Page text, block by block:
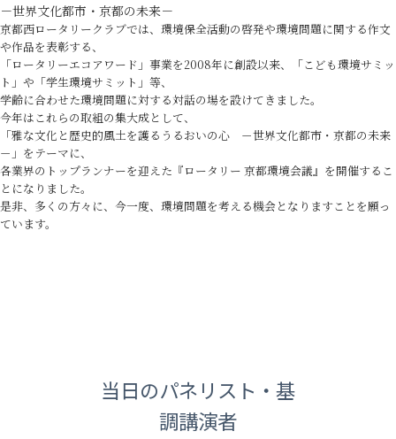
－世界文化都市・京都の未来－
京都西ロータリークラブでは、環境保全活動の啓発や環境問題に関する作文
や作品を表彰する、
「ロータリーエコアワード」事業を2008年に創設以来、「こども環境サミッ
ト」や「学生環境サミット」等、
学齢に合わせた環境問題に対する対話の場を設けてきました。
今年はこれらの取組の集大成として、
「雅な文化と歴史的風土を護るうるおいの心 －世界文化都市・京都の未来
－」をテーマに、
各業界のトップランナーを迎えた『ロータリー 京都環境会議』を開催するこ
とになりました。
是非、多くの方々に、今一度、環境問題を考える機会となりますことを願っ
ています。
当日のパネリスト・基
調講演者